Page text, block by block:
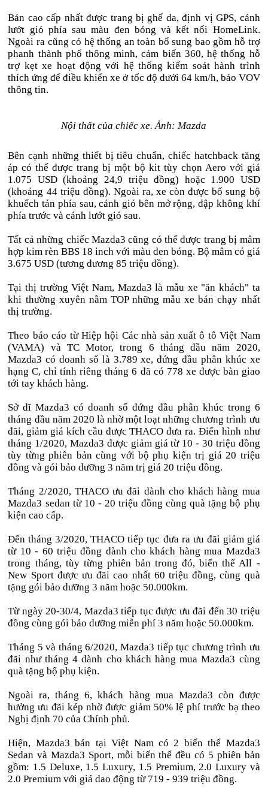
Bản cao cấp nhất được trang bị ghế da, định vị GPS, cánh
lướt gió phía sau màu đen bóng và kết nối HomeLink.
Ngoài ra cũng có hệ thống an toàn bổ sung bao gồm hỗ trợ
phanh thành phố thông minh, cảm biến 360, hệ thống hỗ
trợ kẹt xe hoạt động với hệ thống kiểm soát hành trình
thích ứng để điều khiển xe ở tốc độ dưới 64 km/h, báo VOV
thông tin.
Nội thất của chiếc xe. Ảnh: Mazda
Bên cạnh những thiết bị tiêu chuẩn, chiếc hatchback tăng
áp có thể được trang bị một bộ kit tùy chọn Aero với giá
1.075 USD (khoảng 24,9 triệu đồng) hoặc 1.900 USD
(khoảng 44 triệu đồng). Ngoài ra, xe còn được bổ sung bộ
khuếch tán phía sau, cánh gió bên mở rộng, đập không khí
phía trước và cánh lướt gió sau.
Tất cả những chiếc Mazda3 cũng có thể được trang bị mâm
hợp kim rèn BBS 18 inch với màu đen bóng. Bộ mâm có giá
3.675 USD (tương đương 85 triệu đồng).
Tại thị trường Việt Nam, Mazda3 là mẫu xe "ăn khách" ta
khi thường xuyên nằm TOP những mẫu xe bán chạy nhất
thị trường.
Theo báo cáo từ Hiệp hội Các nhà sản xuất ô tô Việt Nam
(VAMA) và TC Motor, trong 6 tháng đầu năm 2020,
Mazda3 có doanh số là 3.789 xe, đứng đầu phân khúc xe
hạng C, chỉ tính riêng tháng 6 đã có 778 xe được bàn giao
tới tay khách hàng.
Sở dĩ Mazda3 có doanh số đứng đầu phân khúc trong 6
tháng đầu năm 2020 là nhờ một loạt những chương trình ưu
đãi, giảm giá kích cầu được THACO đưa ra. Điển hình như
tháng 1/2020, Mazda3 được giảm giá từ 10 - 30 triệu đồng
tùy từng phiên bản cùng với bộ phụ kiện trị giá 20 triệu
đồng và gói bảo dưỡng 3 năm trị giá 20 triệu đồng.
Tháng 2/2020, THACO ưu đãi dành cho khách hàng mua
Mazda3 sedan từ 10 - 20 triệu đồng cùng quà tặng bộ phụ
kiện cao cấp.
Đến tháng 3/2020, THACO tiếp tục đưa ra ưu đãi giảm giá
từ 10 - 60 triệu đồng dành cho khách hàng mua Mazda3
trong tháng, tùy từng phiên bản trong đó, biến thể All -
New Sport được ưu đãi cao nhất 60 triệu đồng, cùng quà
tặng gói bảo dưỡng 3 năm hoặc 50.000km.
Từ ngày 20-30/4, Mazda3 tiếp tục được ưu đãi đến 30 triệu
đồng cùng gói bảo dưỡng miễn phí 3 năm hoặc 50.000km.
Tháng 5 và tháng 6/2020, Mazda3 tiếp tục chương trình ưu
đãi như tháng 4 dành cho khách hàng mua Mazda3 cùng
quà tặng bộ phụ kiện.
Ngoài ra, tháng 6, khách hàng mua Mazda3 còn được
hưởng ưu đãi kép nhờ được giảm 50% lệ phí trước bạ theo
Nghị định 70 của Chính phủ.
Hiện, Mazda3 bán tại Việt Nam có 2 biến thể Mazda3
Sedan và Mazda3 Sport, mỗi biến thể đều có 5 phiên bản
gồm: 1.5 Deluxe, 1.5 Luxury, 1.5 Premium, 2.0 Luxury và
2.0 Premium với giá dao động từ 719 - 939 triệu đồng.